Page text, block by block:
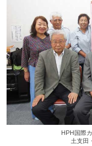
HPH国際
土支田